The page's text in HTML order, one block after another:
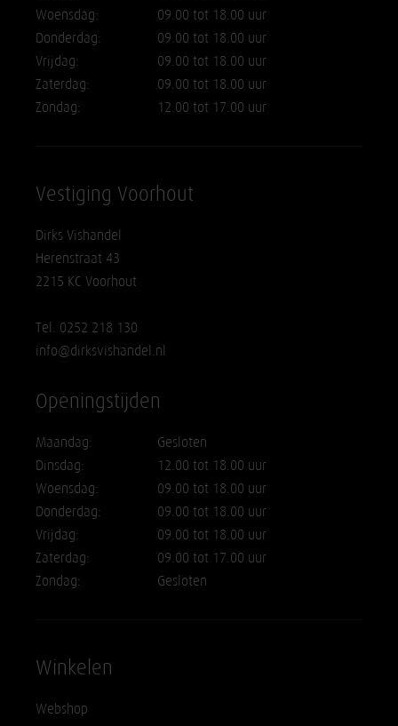
Woensdag:
09.00 tot 18.00 uur
Donderdag:
09.00 tot 18.00 uur
Vrijdag:
09.00 tot 18.00 uur
Zaterdag:
09.00 tot 18.00 uur
Zondag:
12.00 tot 17.00 uur
Vestiging Voorhout
Dirks Vishandel
Herenstraat 43
2215 KC Voorhout
Tel. 0252 218 130
info@dirksvishandel.nl
Openingstijden
Maandag:
Gesloten
Dinsdag:
12.00 tot 18.00 uur
Woensdag:
09.00 tot 18.00 uur
Donderdag:
09.00 tot 18.00 uur
Vrijdag:
09.00 tot 18.00 uur
Zaterdag:
09.00 tot 17.00 uur
Zondag:
Gesloten
Winkelen
Webshop